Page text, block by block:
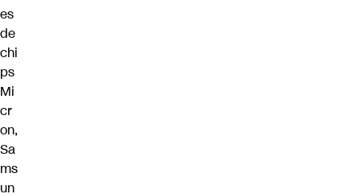
es
de
chi
ps
Mi
cr
on,
Sa
ms
un